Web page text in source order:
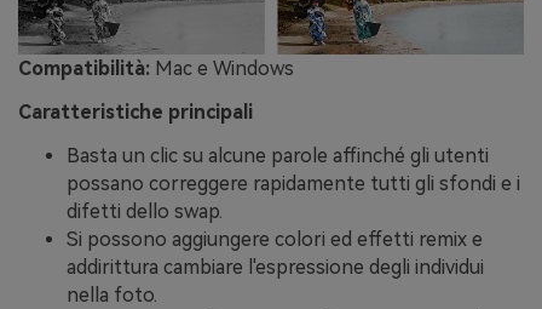
Compatibilità: Mac e Windows
Caratteristiche principali
Basta un clic su alcune parole affinché gli utenti
possano correggere rapidamente tutti gli sfondi e i
difetti dello swap.
Si possono aggiungere colori ed effetti remix e
addirittura cambiare l'espressione degli individui
nella foto.